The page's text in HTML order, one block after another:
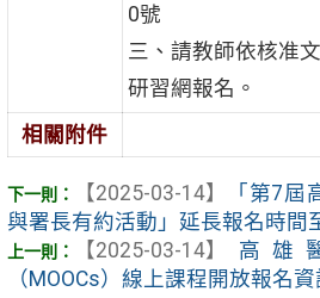
0號
三、請教師依核准
研習網報名。
相關附件
【2025-03-14】
「第7屆
與署長有約活動」延長報名時間
【2025-03-14】
高雄
（MOOCs）線上課程開放報名資